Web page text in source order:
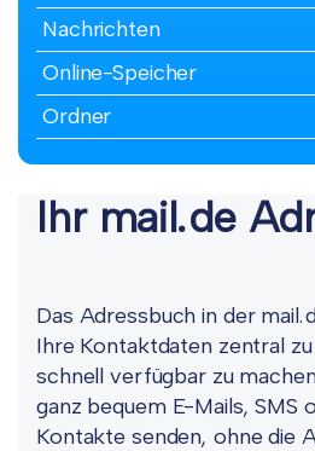
Nachrichten
Online-Speicher
Ordner
Ihr mail.de
Das Adressbuch in der
Ihre Kontaktdaten zentral
schnell verfügbar zu
ganz bequem E-Mails, SMS
Kontakte senden, ohne die